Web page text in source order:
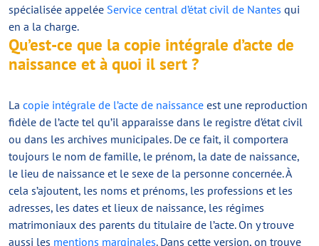
spécialisée appelée Service central d’état civil de Nantes qui
en a la charge.
Qu’est-ce que la copie intégrale d’acte de
naissance et à quoi il sert ?
La copie intégrale de l’acte de naissance est une reproduction
fidèle de l’acte tel qu’il apparaisse dans le registre d’état civil
ou dans les archives municipales. De ce fait, il comportera
toujours le nom de famille, le prénom, la date de naissance,
le lieu de naissance et le sexe de la personne concernée. À
cela s’ajoutent, les noms et prénoms, les professions et les
adresses, les dates et lieux de naissance, les régimes
matrimoniaux des parents du titulaire de l’acte. On y trouve
aussi les mentions marginales. Dans cette version, on trouve